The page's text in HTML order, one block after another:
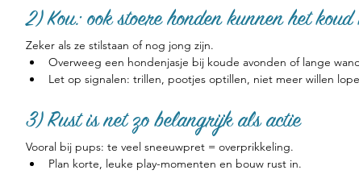
2) Kou: ook stoere honden kunnen het
Zeker als ze stilstaan of nog jong zijn.
Overweeg een hondenjasje bij koude avonden of lange
Let op signalen: trillen, pootjes optillen, niet meer willen
3) Rust is net zo belangrijk als actie
Vooral bij pups: te veel sneeuwpret = overprikkeling.
Plan korte, leuke play-momenten en bouw rust in.